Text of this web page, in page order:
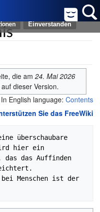
von FreeWiki. Durch die
einverstanden, dass wir
die am 24. Mai 2026
dieser Version.
In English language: Contents
Sie das FreeWiki
überschaubare
hier ein
das Auffinden
Menschen ist der